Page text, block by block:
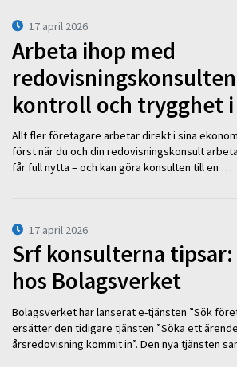
17 april 2026
Arbeta ihop med
kontroll och trygghet
Allt fler företagare arbetar direkt i sina
först när du och din redovisningskonsult
får full nytta – och kan göra konsulten till en …
17 april 2026
Srf konsulterna
hos Bolagsverket
Bolagsverket har lanserat e-tjänsten ”Sök
ersätter den tidigare tjänsten ”Söka ett
årsredovisning kommit in”. Den nya tjänsten